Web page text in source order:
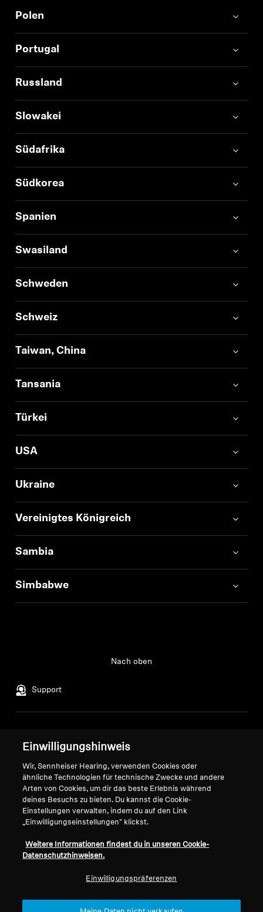
Polen
Portugal
Russland
Slowakei
Südafrika
Südkorea
Spanien
Swasiland
Schweden
Schweiz
Taiwan, China
Tansania
Türkei
USA
Ukraine
Vereinigtes Königreich
Sambia
Simbabwe
Support
Nach oben
Vertrag widerrufen
Globale Datenschutzrichtlinie
Allgemeine
Geschäftsbedingungen für
Online-Verkäufe an Verbraucher
Offenlegung von Schwachstellen
Karriere bei Sonova
Pressekontakte
Newsroom
Sennheiser Consumer
Einwilligungshinweis
Wir, Sennheiser Hearing, verwenden Cookies oder
ähnliche Technologien für technische Zwecke und andere
Arten von Cookies, um dir das beste Erlebnis während
deines Besuchs zu bieten. Du kannst die Cookie-
Einstellungen verwalten, indem du auf den Link
„Einwilligungseinstellungen" klickst.
Weitere Informationen findest du in unseren Cookie-
Datenschutzhinweisen.
Einwilligungspräferenzen